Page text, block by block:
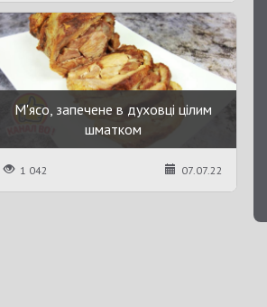
М'ясо, запечене в духовці цілим
шматком
1 042 07.07.22